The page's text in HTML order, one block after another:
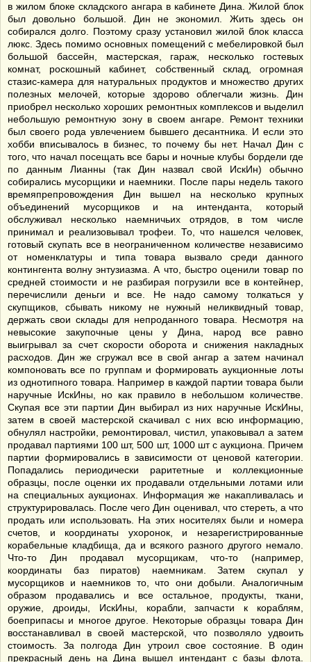
в жилом блоке складского ангара в кабинете Дина. Жилой блок
был довольно большой. Дин не экономил. Жить здесь он
собирался долго. Поэтому сразу установил жилой блок класса
люкс. Здесь помимо основных помещений с мебелировкой был
большой бассейн, мастерская, гараж, несколько гостевых
комнат, роскошный кабинет, собственный склад, огромная
стазис-камера для натуральных продуктов и множество других
полезных мелочей, которые здорово облегчали жизнь. Дин
приобрел несколько хороших ремонтных комплексов и выделил
небольшую ремонтную зону в своем ангаре. Ремонт техники
был своего рода увлечением бывшего десантника. И если это
хобби вписывалось в бизнес, то почему бы нет. Начал Дин с
того, что начал посещать все бары и ночные клубы бордели где
по данным Лианны (так Дин назвал свой ИскИн) обычно
собирались мусорщики и наемники. После пары недель такого
времяпрепровождения Дин вышел на несколько крупных
объединений мусорщиков и на интенданта, который
обслуживал несколько наемничьих отрядов, в том числе
принимал и реализовывал трофеи. То, что нашелся человек,
готовый скупать все в неограниченном количестве независимо
от номенклатуры и типа товара вызвало среди данного
контингента волну энтузиазма. А что, быстро оценили товар по
средней стоимости и не разбирая погрузили все в контейнер,
перечислили деньги и все. Не надо самому толкаться у
скупщиков, сбывать никому не нужный неликвидный товар,
держать свои склады для непроданного товара. Несмотря на
невысокие закупочные цены у Дина, народ все равно
выигрывал за счет скорости оборота и снижения накладных
расходов. Дин же сгружал все в свой ангар а затем начинал
компоновать все по группам и формировать аукционные лоты
из однотипного товара. Например в каждой партии товара были
наручные ИскИны, но как правило в небольшом количестве.
Скупая все эти партии Дин выбирал из них наручные ИскИны,
затем в своей мастерской скачивал с них всю информацию,
обнулял настройки, ремонтировал, чистил, упаковывал а затем
продавал партиями 100 шт, 500 шт, 1000 шт с аукциона. Причем
партии формировались в зависимости от ценовой категории.
Попадались периодически раритетные и коллекционные
образцы, после оценки их продавали отдельными лотами или
на специальных аукционах. Информация же накапливалась и
структурировалась. После чего Дин оценивал, что стереть, а что
продать или использовать. На этих носителях были и номера
счетов, и координаты ухоронок, и незарегистрированные
корабельные кладбища, да и всякого разного другого немало.
Что-то Дин продавал мусорщикам, что-то (например,
координаты баз пиратов) наемникам. Затем скупал у
мусорщиков и наемников то, что они добыли. Аналогичным
образом продавались и все остальное, продукты, ткани,
оружие, дроиды, ИскИны, корабли, запчасти к кораблям,
боеприпасы и многое другое. Некоторые образцы товара Дин
восстанавливал в своей мастерской, что позволяло удвоить
стоимость. За полгода Дин утроил свое состояние. В один
прекрасный день на Дина вышел интендант с базы флота.